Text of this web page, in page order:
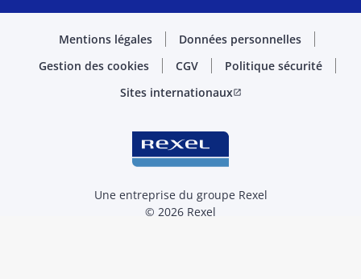
Mentions légales
Données personnelles
Gestion des cookies
CGV
Politique sécurité
Sites internationauxopen_in_new
Une entreprise du groupe Rexel
© 2026 Rexel